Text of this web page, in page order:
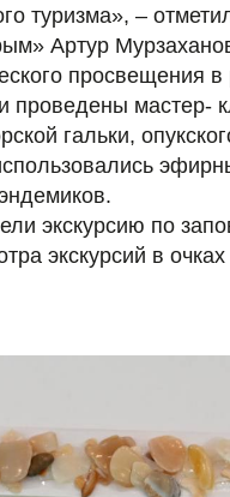
туризма», –
Артур
просвещения
проведены мастер-
гальки,
экскурсию по
экскурсий в